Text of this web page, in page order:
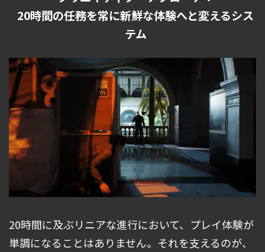
20時間の任務を常に新鮮な体験へと変えるシス
テム
20時間に及ぶリニアな進行において、プレイ体験が
単調になることはありません。それを支えるのが、